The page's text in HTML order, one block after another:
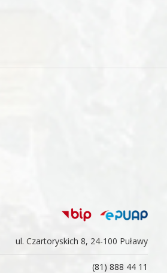
ul. Czartoryskich 8, 24-100 Puławy
(81) 888 44 11